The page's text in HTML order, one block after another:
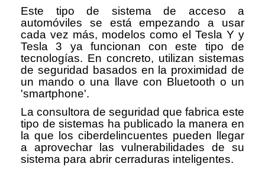
Este tipo de sistema de acceso a
automóviles se está empezando a usar
cada vez más, modelos como el Tesla Y y
Tesla 3 ya funcionan con este tipo de
tecnologías. En concreto, utilizan sistemas
de seguridad basados en la proximidad de
un mando o una llave con Bluetooth o un
'smartphone'.
La consultora de seguridad que fabrica este
tipo de sistemas ha publicado la manera en
la que los ciberdelincuentes pueden llegar
a aprovechar las vulnerabilidades de su
sistema para abrir cerraduras inteligentes.